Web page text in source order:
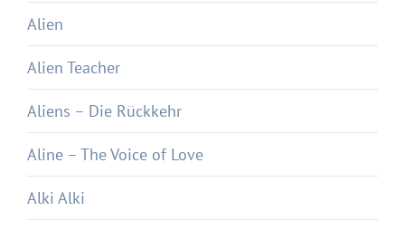
Alien
Alien Teacher
Aliens – Die Rückkehr
Aline – The Voice of Love
Alki Alki